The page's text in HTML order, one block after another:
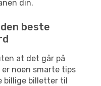
din.
beste
at det går på
noen smarte tips
billige billetter til